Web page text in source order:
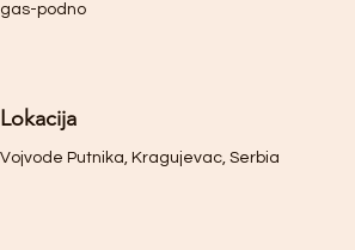
gas-podno
Lokacija
Vojvode Putnika, Kragujevac, Serbia